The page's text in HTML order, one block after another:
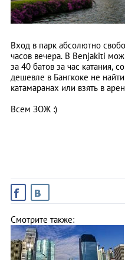
Вход в парк абсолютно
часов вечера. В Benjakiti
за 40 батов за час катания,
дешевле в Бангкоке не
катамаранах или взять в
Всем ЗОЖ :)
Смотрите также: